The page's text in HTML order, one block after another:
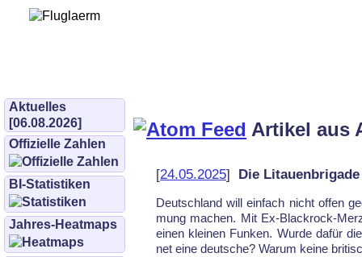
Aktuelles
[06.08.2026]
Offizielle Zahlen
BI-Statistiken
Jahres-Heatmaps
Artikel aus
[24.05.2025] Die
Deutsch­land will ein­fach nicht of­fen
mung ma­chen. Mit Ex-Black­rock-
einen klei­nen Fun­ken. Wur­de da­für
net ei­ne deut­sche? Wa­rum kei­ne